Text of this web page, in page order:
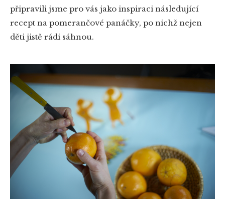
připravili jsme pro vás jako inspiraci následující
recept na pomerančové panáčky, po nichž nejen
děti jistě rádi sáhnou.